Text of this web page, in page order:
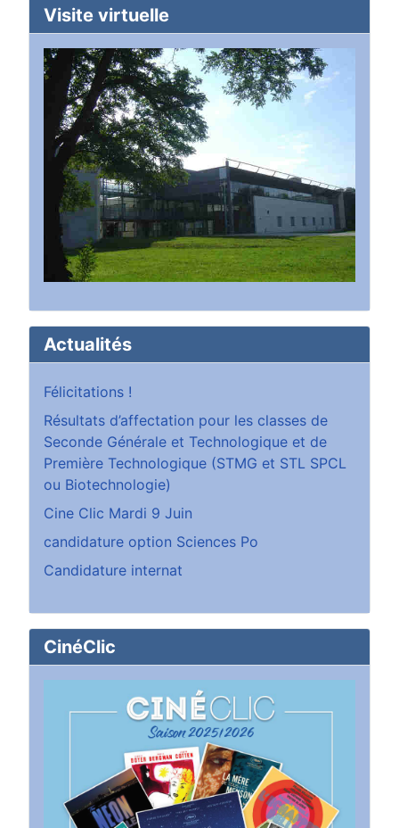
Visite virtuelle
Actualités
Félicitations !
Résultats d’affectation pour les classes de
Seconde Générale et Technologique et de
Première Technologique (STMG et STL SPCL
ou Biotechnologie)
Cine Clic Mardi 9 Juin
candidature option Sciences Po
Candidature internat
CinéClic